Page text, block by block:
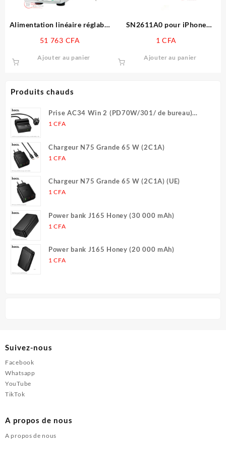
Produits chauds
Prise AC34 Win 2 (PD70W/301/ de bureau)
(UE/Allemagne) (L = 1,5 m)
1CFA
Chargeur N75 Grande 65 W (2C1A)
1CFA
Chargeur N75 Grande 65 W (2C1A) (UE)
1CFA
Power bank J165 Honey (30 000 mAh)
1CFA
Power bank J165 Honey (20 000 mAh)
1CFA
page
page
Alimentation linéaire réglable
DC (220V uniquement)
51 763 CFA
Ajouter au panier
SN2611A0 pour iPhone
chargeur IC puce de
chargement USB
1 CFA
Ajouter au panier
Suivez-nous
Facebook
Whatsapp
YouTube
TikTok
A propos de nous
A propos de nous